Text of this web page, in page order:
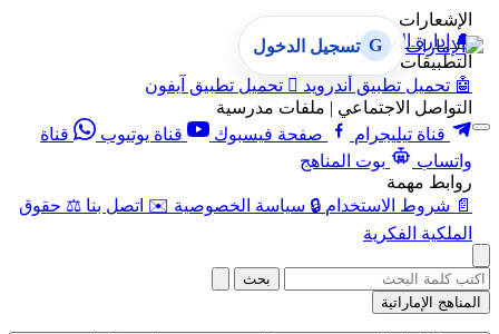
الإشعارات
🔔 إدارة الإشعارات
التطبيقات
🤖 تحميل تطبيق أندرويد  تحميل تطبيق آيفون
التواصل الاجتماعي | ملفات مدرسية
قناة تيليجرام
صفحة فيسبوك قناة يوتيوب
قناة
واتساب
بوت المناهج
روابط مهمة
📄 شروط الاستخدام 🔒 سياسة الخصوصية ✉️ اتصل بنا ⚖️ حقوق
الملكية الفكرية
G تسجيل الدخول
بحث
المناهج الإماراتية